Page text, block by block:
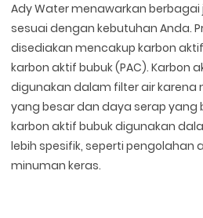
Ady Water menawarkan
sesuai dengan kebutuhan Anda.
disediakan mencakup karbon
karbon aktif bubuk (PAC). Karbon
digunakan dalam filter air karena
yang besar dan daya serap yang
karbon aktif bubuk digunakan
lebih spesifik, seperti pengolahan
minuman keras.